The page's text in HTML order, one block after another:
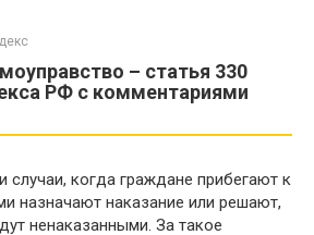
– статья 330
РФ с комментариями
случаи, когда граждане прибегают к
назначают наказание или решают,
ненаказанными. За такое